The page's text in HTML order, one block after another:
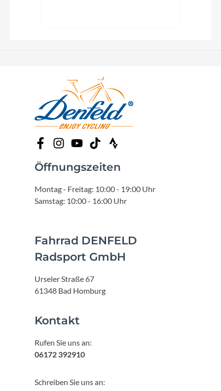
Öffnungszeiten
Montag - Freitag: 10:00 - 19:00 Uhr
Samstag: 10:00 - 16:00 Uhr
Fahrrad DENFELD
Radsport GmbH
Urseler Straße 67
61348 Bad Homburg
Kontakt
Rufen Sie uns an:
06172 392910
Schreiben Sie uns an: